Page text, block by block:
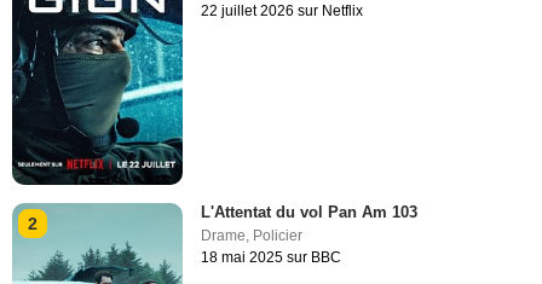
22 juillet 2026 sur Netflix
2
L'Attentat du vol Pan Am 103
Drame Policier
18 mai 2025 sur BBC